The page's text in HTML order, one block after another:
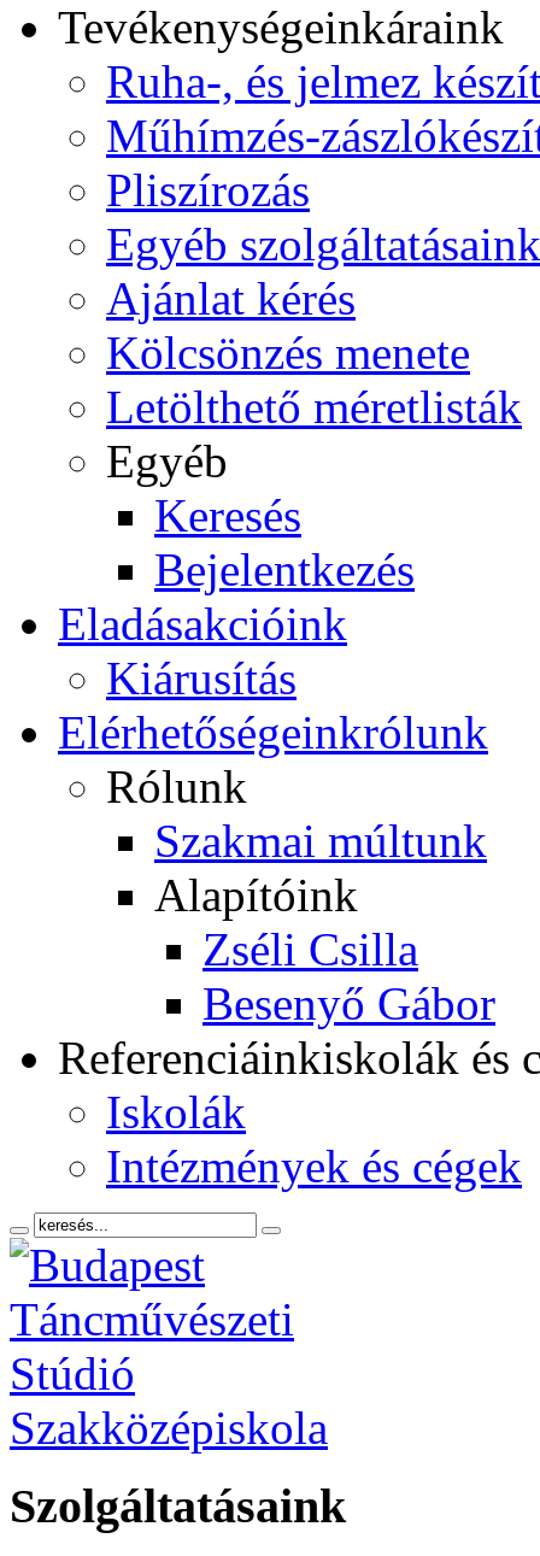
Tevékenységeinkáraink
Ruha-, és jelmez
Műhímzés-
Pliszírozás
Egyéb szolgáltatásaink
Ajánlat kérés
Kölcsönzés menete
Letölthető méretlisták
Egyéb
Keresés
Bejelentkezés
Eladásakcióink
Kiárusítás
Elérhetőségeinkrólunk
Rólunk
Szakmai múltunk
Alapítóink
Zséli Csilla
Besenyő Gábor
Referenciáinkiskolák és
Iskolák
Intézmények és cégek
Szolgáltatásaink